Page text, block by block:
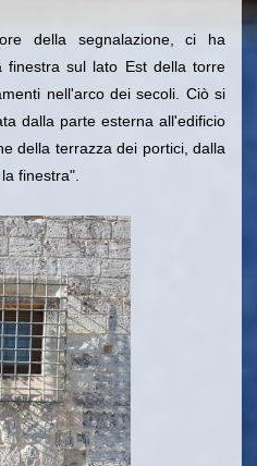
della segnalazione, ci ha
finestra sul lato Est della torre
nell'arco dei secoli. Ciò si
dalla parte esterna all'edificio
della terrazza dei portici, dalla
finestra".